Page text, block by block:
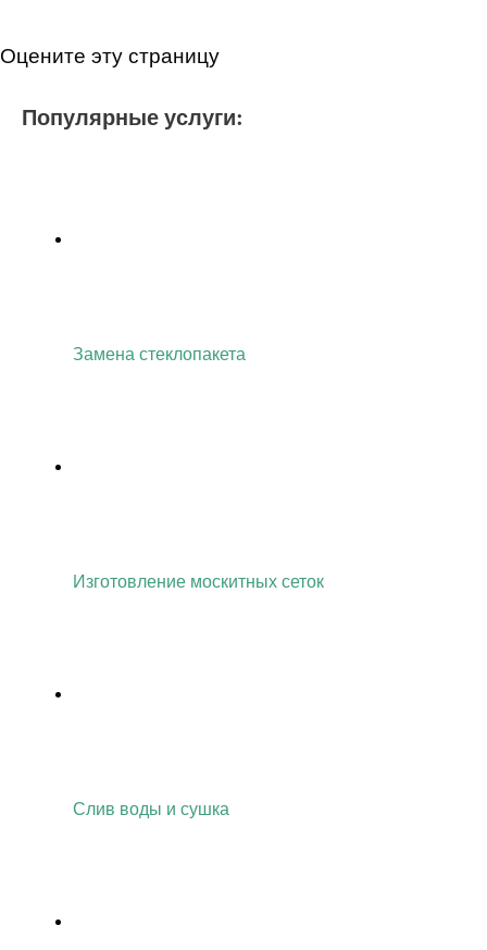
Оцените эту страницу
Популярные услуги:
Замена стеклопакета
Изготовление москитных сеток
Слив воды и сушка